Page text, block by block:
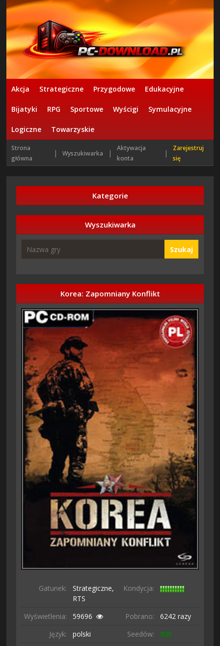
Akcja Strategiczne Przygodowe Edukacyjne
Bijatyki RPG Sportowe Wyścigi Symulacyjne
Logiczne Towarzyskie
Strona
główna
| Wyszukiwarka |
Aktywacja
konta
|
Zarejestruj
się
Kategorie
Wyszukiwarka
Szukaj
Korea: Zapomniany Konflikt
Gatunek:
Strategiczne,
RTS
Kondycja:
Wyświetlenia: 59696 Pobrano:
6242 razy
Język:
polski Seedów:
925